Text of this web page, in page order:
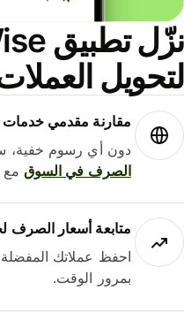
العملات
مقارنة مقدمي خدمات
دون أي رسوم خفية،
الصرف في السوقمع Wise.
متابعة أسعار الصرف
احفظ عملاتك المفضلة
بمرور الوقت.